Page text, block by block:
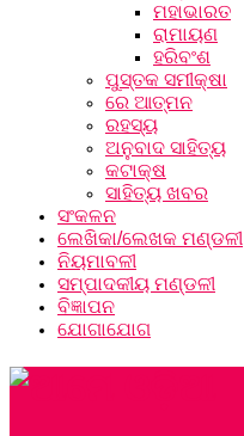
ମହାଭାରତ
ରାମାୟଣ
ହରିବଂଶ
ପୁସ୍ତକ ସମୀକ୍ଷା
ରେ ଆତ୍ମନ
ରହସ୍ୟ
ଅନୁବାଦ ସାହିତ୍ୟ
କଟାକ୍ଷ
ସାହିତ୍ୟ ଖବର
ସଂକଳନ
ଲେଖିକା/ଲେଖକ ମଣ୍ଡଳୀ
ନିୟମାବଳୀ
ସମ୍ପାଦକୀୟ ମଣ୍ଡଳୀ
ବିଜ୍ଞାପନ
ଯୋଗାଯୋଗ